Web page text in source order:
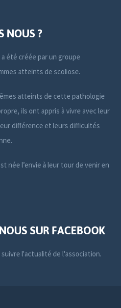
NOUS ?
été créée par un groupe
atteints de scoliose.
atteints de cette pathologie
ils ont appris à vivre avec leur
différence et leurs difficultés
née l’envie à leur tour de venir en
SUR FACEBOOK
l'actualité de l'association.